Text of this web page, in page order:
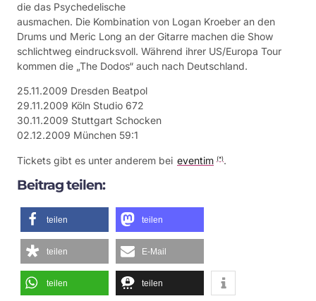
die das Psychedelische
ausmachen. Die Kombination von Logan Kroeber an den
Drums und Meric Long an der Gitarre machen die Show
schlichtweg eindrucksvoll. Während ihrer US/Europa Tour
kommen die „The Dodos“ auch nach Deutschland.
25.11.2009 Dresden Beatpol
29.11.2009 Köln Studio 672
30.11.2009 Stuttgart Schocken
02.12.2009 München 59:1
Tickets gibt es unter anderem bei eventim (*).
Beitrag teilen:
teilen teilen
teilen E-Mail
teilen teilen